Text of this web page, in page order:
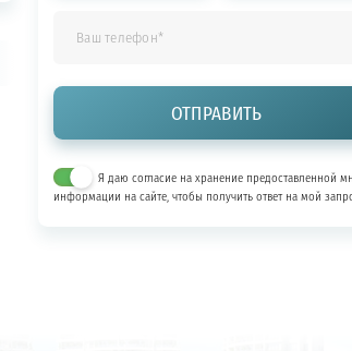
Я даю согласие на хранение предоставленной
информации на сайте, чтобы получить ответ на мой